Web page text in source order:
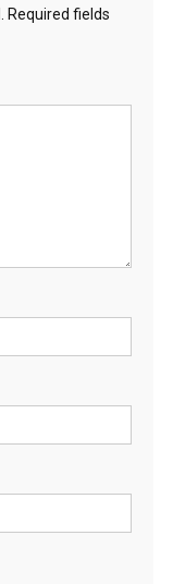
Required fields